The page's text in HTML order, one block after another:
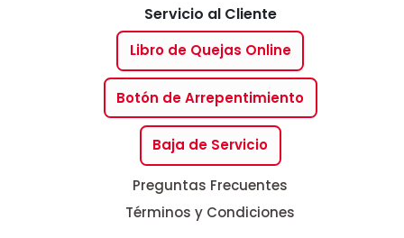
Servicio al Cliente
Libro de Quejas Online
Botón de Arrepentimiento
Baja de Servicio
Preguntas Frecuentes
Términos y Condiciones